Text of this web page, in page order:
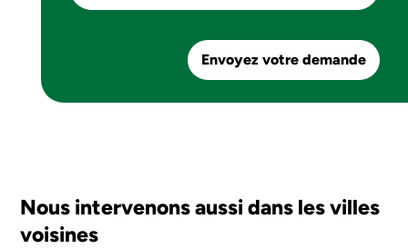
Envoyez votre demande
Nous intervenons aussi dans les villes
voisines